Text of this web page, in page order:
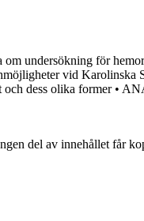
undersökning för
vid Karolinska
och dess olika former•
del av innehållet får